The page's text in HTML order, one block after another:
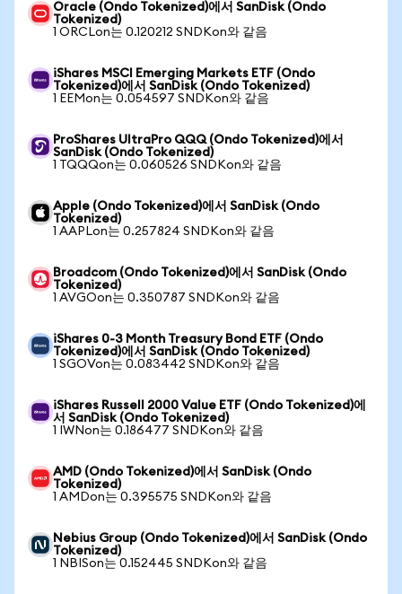
Oracle (Ondo Tokenized)에서 SanDisk (Ondo
Tokenized)
1 ORCLon는 0.120212 SNDKon와 같음
iShares MSCI Emerging Markets ETF (Ondo
Tokenized)에서 SanDisk (Ondo Tokenized)
1 EEMon는 0.054597 SNDKon와 같음
ProShares UltraPro QQQ (Ondo Tokenized)에서
SanDisk (Ondo Tokenized)
1 TQQQon는 0.060526 SNDKon와 같음
Apple (Ondo Tokenized)에서 SanDisk (Ondo
Tokenized)
1 AAPLon는 0.257824 SNDKon와 같음
Broadcom (Ondo Tokenized)에서 SanDisk (Ondo
Tokenized)
1 AVGOon는 0.350787 SNDKon와 같음
iShares 0-3 Month Treasury Bond ETF (Ondo
Tokenized)에서 SanDisk (Ondo Tokenized)
1 SGOVon는 0.083442 SNDKon와 같음
iShares Russell 2000 Value ETF (Ondo Tokenized)에
서 SanDisk (Ondo Tokenized)
1 IWNon는 0.186477 SNDKon와 같음
AMD (Ondo Tokenized)에서 SanDisk (Ondo
Tokenized)
1 AMDon는 0.395575 SNDKon와 같음
Nebius Group (Ondo Tokenized)에서 SanDisk (Ondo
Tokenized)
1 NBISon는 0.152445 SNDKon와 같음